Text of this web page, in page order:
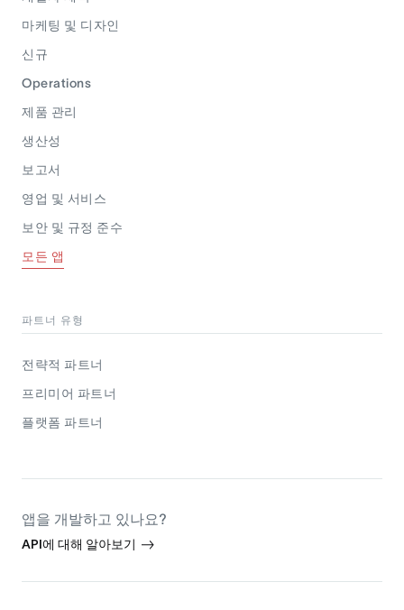
마케팅 및 디자인
신규
Operations
제품 관리
생산성
보고서
영업 및 서비스
보안 및 규정 준수
모든 앱
파트너 유형
전략적 파트너
프리미어 파트너
플랫폼 파트너
앱을 개발하고 있나요?
API에 대해 알아보기